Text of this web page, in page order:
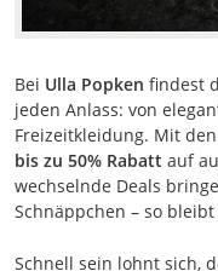
Bei Ulla Popken findest
jeden Anlass: von
Freizeitkleidung. Mit
bis zu 50% Rabatt auf
wechselnde Deals
Schnäppchen – so
Schnell sein lohnt sich,